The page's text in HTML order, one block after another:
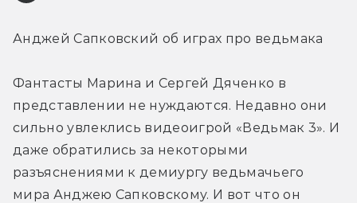
Анджей Сапковский об играх про ведьмака
Фантасты Марина и Сергей Дяченко в
представлении не нуждаются. Недавно они
сильно увлеклись видеоигрой «Ведьмак 3». И
даже обратились за некоторыми
разъяснениями к демиургу ведьмачьего
мира Анджею Сапковскому. И вот что он